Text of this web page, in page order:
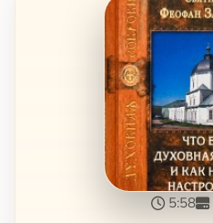
5:58